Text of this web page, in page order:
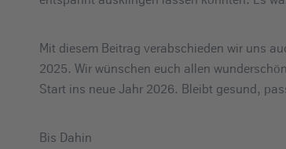
Mit diesem Beitrag verabschieden wir uns
2025. Wir wünschen euch allen
Start ins neue Jahr 2026. Bleibt gesund,
Bis Dahin